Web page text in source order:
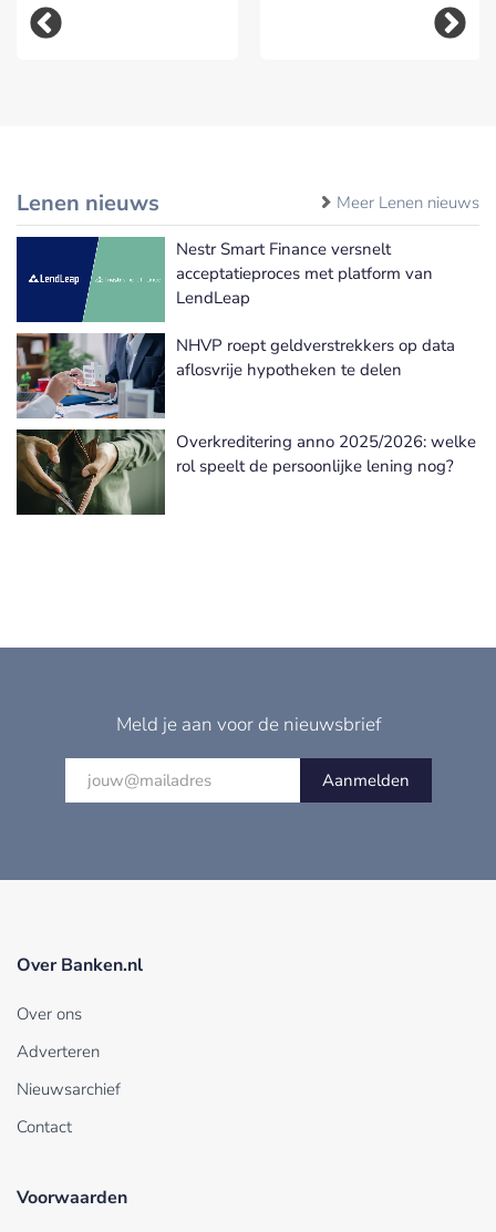
Lenen nieuws Meer Lenen nieuws
Nestr Smart Finance versnelt
acceptatieproces met platform van
LendLeap
NHVP roept geldverstrekkers op data
aflosvrije hypotheken te delen
Overkreditering anno 2025/2026: welke
rol speelt de persoonlijke lening nog?
Meld je aan voor de nieuwsbrief
Aanmelden
Over Banken.nl
Over ons
Adverteren
Nieuwsarchief
Contact
Voorwaarden